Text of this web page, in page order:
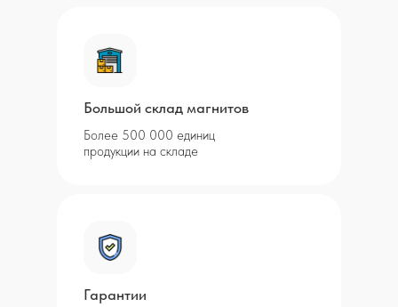
Большой склад магнитов
Более 500 000 единиц
продукции на складе
Гарантии